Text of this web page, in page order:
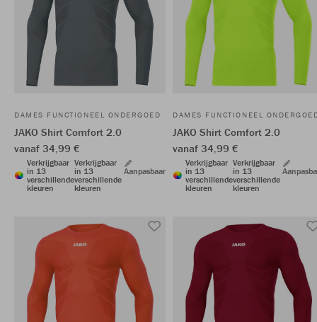
DAMES FUNCTIONEEL ONDERGOED
JAKO Shirt Comfort 2.0
vanaf 34,99 €
Verkrijgbaar
in 13
verschillende
kleuren
Verkrijgbaar
in 13
verschillende
kleuren
Aanpasbaar
DAMES FUNCTIONEEL
JAKO Shirt Comfort 2.0
vanaf 34,99 €
Verkrijgbaar
in 13
verschillende
kleuren
Verkrijgbaar
in 13
verschillende
kleuren